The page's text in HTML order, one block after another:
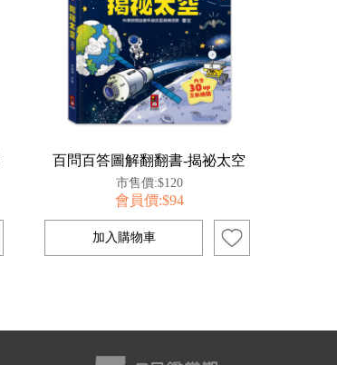
百問百答圖解翻翻書-揭祕太空
市售價:$120
會員價:$94